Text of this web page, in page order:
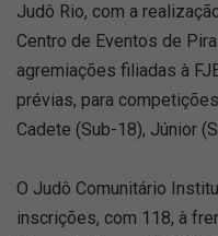
Judô Rio, com a
Centro de Eventos de
agremiações filiadas à
prévias, para
Cadete (Sub-18), Júnior
O Judô Comunitário
inscrições, com 118, à